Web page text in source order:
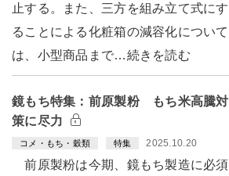
止する。また、三方を組み立て式にす
ることによる化粧箱の減容化について
は、小型商品まで…続きを読む
鏡もち特集：前原製粉 もち米高騰対
策に尽力
コメ・もち・穀類 特集 2025.10.20
前原製粉は今期、鏡もち製造に必須